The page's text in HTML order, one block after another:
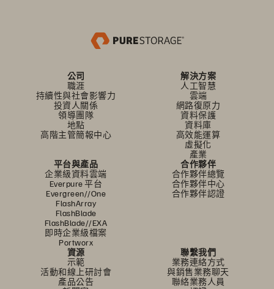
公司
職涯
持續性與社會影響力
投資人關係
領導團隊
地點
高階主管簡報中心
解決方案
人工智慧
雲端
網路復原力
資料保護
資料庫
高效能運算
虛擬化
產業
平台與產品
企業級資料雲端
Everpure 平台
Evergreen//One
FlashArray
FlashBlade
FlashBlade//EXA
即時企業級檔案
Portworx
合作夥伴
合作夥伴總覽
合作夥伴中心
合作夥伴認證
資源
示範
活動和線上研討會
產品公告
聯繫我們
業務連絡方式
與銷售業務聊天
聯絡業務人員